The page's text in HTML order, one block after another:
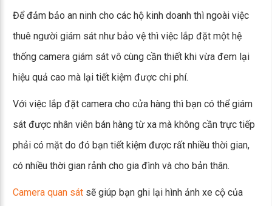
Để đảm bảo an ninh cho các hộ kinh doanh thì ngoài việc
thuê người giám sát như bảo vệ thì việc lắp đặt một hệ
thống camera giám sát vô cùng cần thiết khi vừa đem lại
hiệu quả cao mà lại tiết kiệm được chi phí.
Với việc lắp đặt camera cho cửa hàng thì bạn có thể giám
sát được nhân viên bán hàng từ xa mà không cần trực tiếp
phải có mặt do đó bạn tiết kiệm được rất nhiều thời gian,
có nhiều thời gian rảnh cho gia đình và cho bản thân.
Camera quan sát sẽ giúp bạn ghi lại hình ảnh xe cộ của